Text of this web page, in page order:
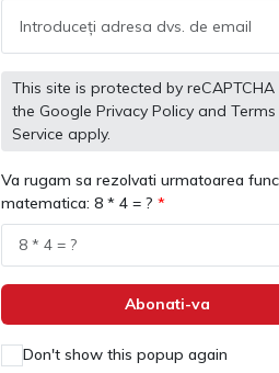
This site is protected by reCAPTCHA
the Google Privacy Policy and
Service apply.
Va rugam sa rezolvati urmatoarea
matematica: 8 * 4 = ?
Abonati-va
Don't show this popup again